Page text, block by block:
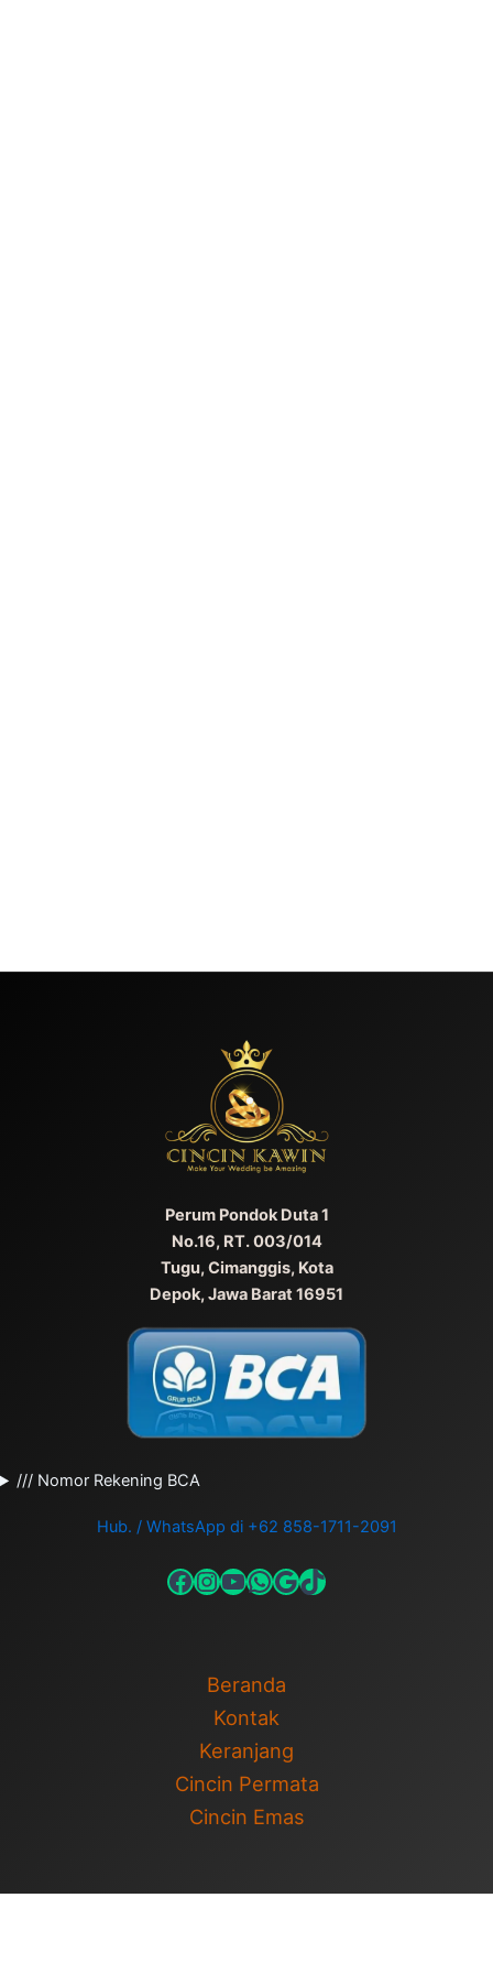
Perum Pondok Duta 1
No.16, RT. 003/014
Tugu, Cimanggis, Kota
Depok, Jawa Barat 16951
/// Nomor Rekening BCA
Hub. / WhatsApp di +62 858-1711-2091
Beranda
Kontak
Keranjang
Cincin Permata
Cincin Emas